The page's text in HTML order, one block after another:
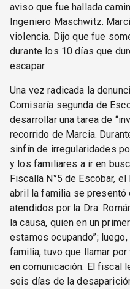
aviso que fue hallada
Ingeniero Maschwitz.
violencia. Dijo que fue
durante los 10 días que
escapar.
Una vez radicada la
Comisaría segunda de
desarrollar una tarea de
recorrido de Marcia.
sinfín de irregularidades
y los familiares a ir en
Fiscalía N°5 de Escobar, el
abril la familia se presentó
atendidos por la Dra.
la causa, quien en un
estamos ocupando”;
familia, tuvo que llamar
en comunicación. El fiscal
seis días de la